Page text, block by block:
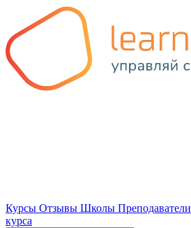
Курсы Отзывы Школы Преподаватели
курса